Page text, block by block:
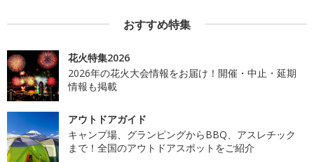
おすすめ特集
花火特集2026
2026年の花火大会情報をお届け！開催・中止・延期
情報も掲載
アウトドアガイド
キャンプ場、グランピングからBBQ、アスレチック
まで！全国のアウトドアスポットをご紹介